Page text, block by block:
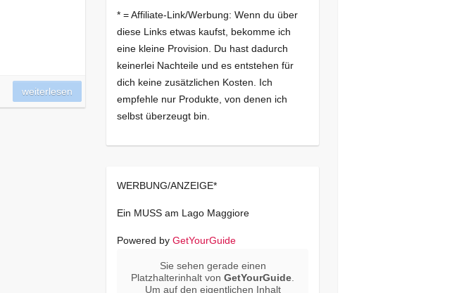
weiterlesen
* = Affiliate-Link/Werbung: Wenn du über
diese Links etwas kaufst, bekomme ich
eine kleine Provision. Du hast dadurch
keinerlei Nachteile und es entstehen für
dich keine zusätzlichen Kosten. Ich
empfehle nur Produkte, von denen ich
selbst überzeugt bin.
WERBUNG/ANZEIGE*
Ein MUSS am Lago Maggiore
Powered by GetYourGuide
Sie sehen gerade einen
Platzhalterinhalt vonGetYourGuide
Um auf den eigentlichen Inhalt